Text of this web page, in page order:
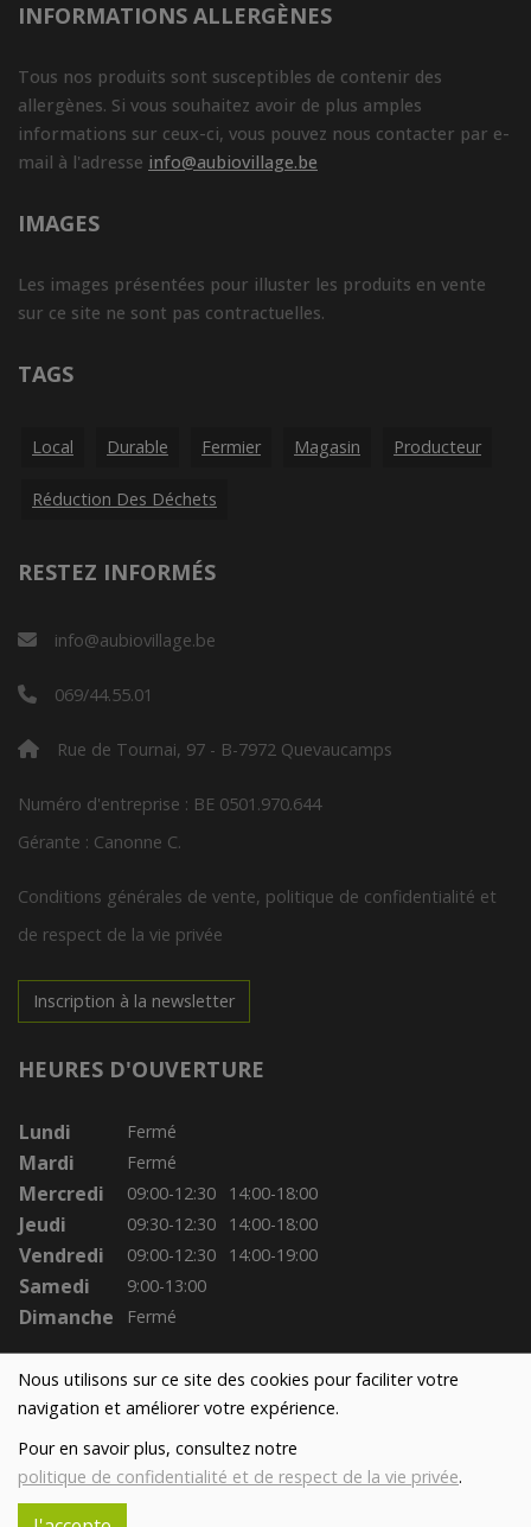
Nous utilisons sur ce site des cookies pour faciliter votre
navigation et améliorer votre expérience.
Pour en savoir plus, consultez notre
politique de confidentialité et de respect de la vie privée.
INFORMATIONS ALLERGÈNES
Tous nos produits sont susceptibles de contenir des
allergènes. Si vous souhaitez avoir de plus amples
informations sur ceux-ci, vous pouvez nous contacter par e-
mail à l'adresse info@aubiovillage.be
IMAGES
Les images présentées pour illuster les produits en vente
sur ce site ne sont pas contractuelles.
TAGS
Local Durable Fermier Magasin Producteur
Réduction Des Déchets
RESTEZ INFORMÉS
info@aubiovillage.be
069/44.55.01
Rue de Tournai, 97 - B-7972 Quevaucamps
Numéro d'entreprise : BE 0501.970.644
Gérante : Canonne C.
Conditions générales de vente, politique de confidentialité et
de respect de la vie privée
Inscription à la newsletter
HEURES D'OUVERTURE
Lundi Fermé
Mardi Fermé
Mercredi 09:00-12:30 14:00-18:00
Jeudi 09:30-12:30 14:00-18:00
Vendredi 09:00-12:30 14:00-19:00
Samedi 9:00-13:00
Dimanche Fermé